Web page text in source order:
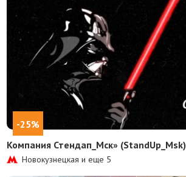
-25%
Компания Стендап_Мск» (StandUp_Msk)
Новокузнецкая и еще 5